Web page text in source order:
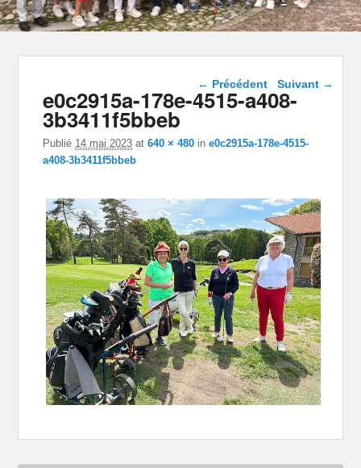
Navigation dans les
← Précédent Suivant →
e0c2915a-178e-4515-a408-
3b3411f5bbeb
Publié 14 mai 2023 at640 × 480 ine0c2915a-178e-4515-
a408-3b3411f5bbeb